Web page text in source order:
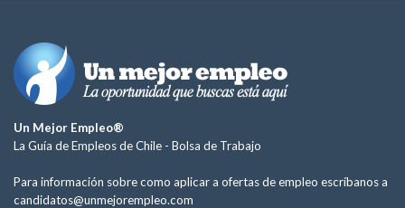
Un Mejor Empleo®
La Guía de Empleos de Chile - Bolsa de Trabajo
Para información sobre como aplicar a ofertas de empleo escríbanos a
candidatos@unmejorempleo.com